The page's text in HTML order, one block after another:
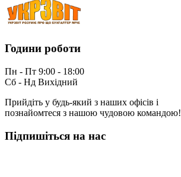
Години роботи
Пн - Пт 9:00 - 18:00
Сб - Нд Вихідний
Прийдіть у будь-який з наших офісів і
познайомтеся з нашою чудовою командою!
Підпишіться на нас